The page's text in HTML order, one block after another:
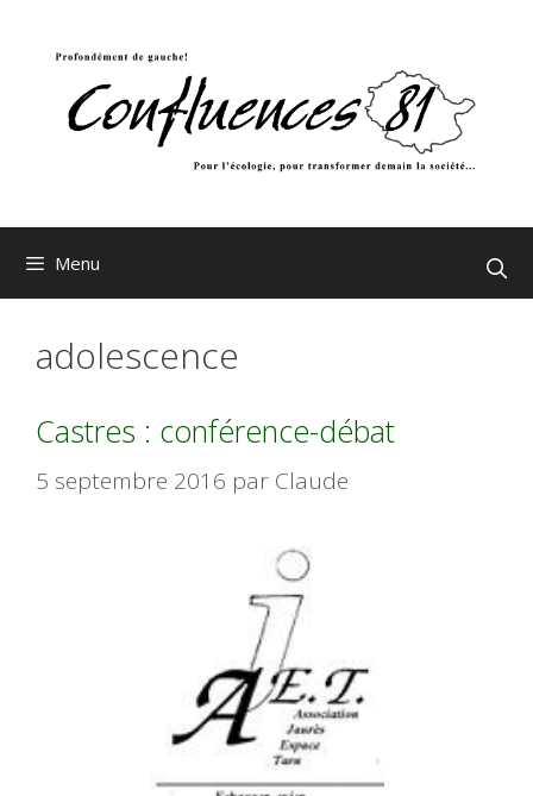
Menu
adolescence
Castres : conférence-débat
5 septembre 2016 par Claude